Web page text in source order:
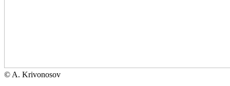
© A. Krivonosov